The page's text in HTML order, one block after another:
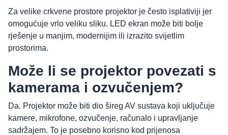
Za velike crkvene prostore projektor je često isplativiji jer
omogućuje vrlo veliku sliku. LED ekran može biti bolje
rješenje u manjim, modernijim ili izrazito svijetlim
prostorima.
Može li se projektor povezati s
kamerama i ozvučenjem?
Da. Projektor može biti dio šireg AV sustava koji uključuje
kamere, mikrofone, ozvučenje, računalo i upravljanje
sadržajem. To je posebno korisno kod prijenosa